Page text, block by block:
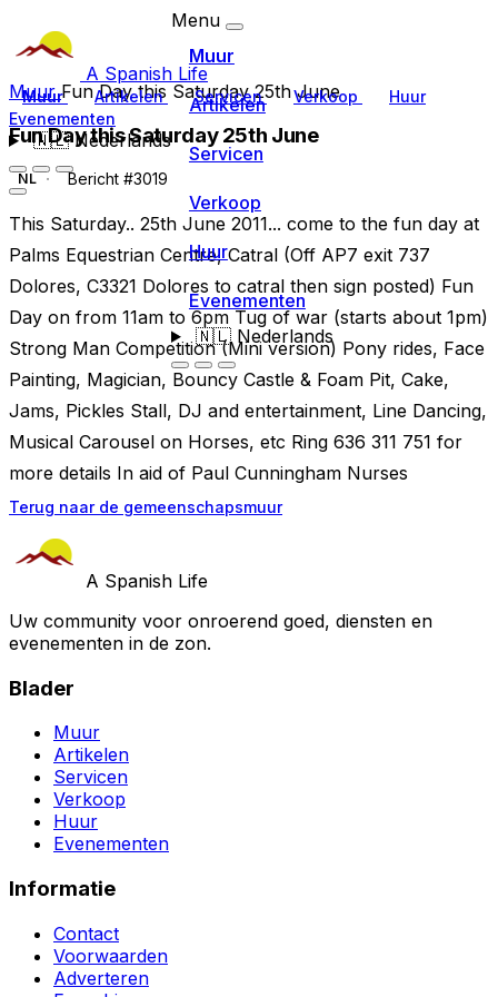
A Spanish Life
Muur Artikelen Servicen Verkoop
Huur
Evenementen
🇳🇱Nederlands
Menu
Muur
Artikelen
Servicen
Verkoop
Huur
Evenementen
🇳🇱Nederlands
MuurFun Day this Saturday 25th June
Fun Day this Saturday 25th June
NL Bericht #3019
This Saturday.. 25th June 2011... come to the fun day at
Palms Equestrian Centre, Catral (Off AP7 exit 737
Dolores, C3321 Dolores to catral then sign posted) Fun
Day on from 11am to 6pm Tug of war (starts about 1pm)
Strong Man Competition (Mini version) Pony rides, Face
Painting, Magician, Bouncy Castle & Foam Pit, Cake,
Jams, Pickles Stall, DJ and entertainment, Line Dancing,
Musical Carousel on Horses, etc Ring 636 311 751 for
more details In aid of Paul Cunningham Nurses
Terug naar de gemeenschapsmuur
A Spanish Life
Uw community voor onroerend goed, diensten en
evenementen in de zon.
Blader
Muur
Artikelen
Servicen
Verkoop
Huur
Evenementen
Informatie
Contact
Voorwaarden
Adverteren